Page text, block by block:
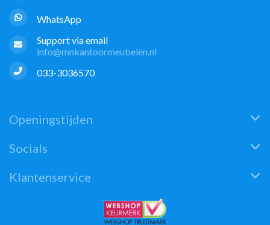
WhatsApp
Support via email
info@mnkantoormeubelen.nl
033-3036570
Openingstijden
Socials
Klantenservice